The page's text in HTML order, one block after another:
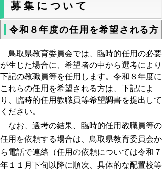
募集について
令和８年度の任用を希望される方
鳥取県教育委員会では、臨時的任用の必要
が生じた場合に、希望者の中から選考により
下記の教職員等を任用します。令和８年度に
これらの任用を希望される方は、下記によ
り、臨時的任用教職員等希望調書を提出して
ください。
なお、選考の結果、臨時的任用教職員等の
任用を依頼する場合は、鳥取県教育委員会か
ら電話で連絡（任用の依頼については令和７
年１１月下旬以降に順次、具体的な配置校等